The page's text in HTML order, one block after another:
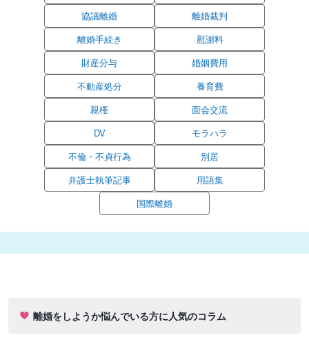
協議離婚
離婚裁判
離婚手続き
慰謝料
財産分与
婚姻費用
不動産処分
養育費
親権
面会交流
DV
モラハラ
不倫・不貞行為
別居
弁護士執筆記事
用語集
国際離婚
離婚をしようか悩んでいる方に人気のコラム